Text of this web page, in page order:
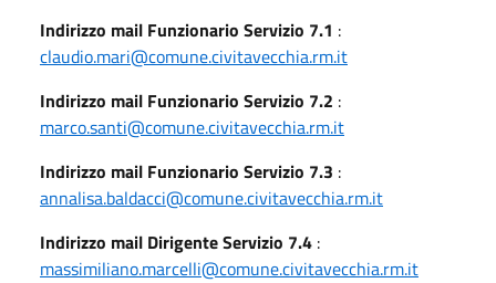
Indirizzo mail Funzionario Servizio 7.1 :
claudio.mari@comune.civitavecchia.rm.it
Indirizzo mail Funzionario Servizio 7.2 :
marco.santi@comune.civitavecchia.rm.it
Indirizzo mail Funzionario Servizio 7.3 :
annalisa.baldacci@comune.civitavecchia.rm.it
Indirizzo mail Dirigente Servizio 7.4 :
massimiliano.marcelli@comune.civitavecchia.rm.it